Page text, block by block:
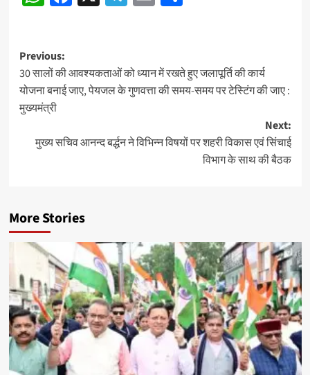
Post
navigation
Previous:
30 सालों की आवश्यकताओं को ध्यान में रखते हुए जलापूर्ति की कार्य
योजना बनाई जाए, पेयजल के गुणवत्ता की समय-समय पर टेस्टिंग की जाए :
मुख्यमंत्री
Next:
मुख्य सचिव आनन्द बर्द्धन ने विभिन्न विषयों पर शहरी विकास एवं सिंचाई
विभाग के साथ की बैठक
More Stories